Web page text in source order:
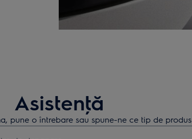
Asistenţă
pune o întrebare sau spune-ne ce tip de
articles